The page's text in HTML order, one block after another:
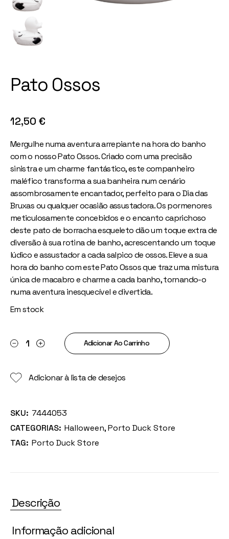
Pato Ossos
12,50 €
Mergulhe numa aventura arrepiante na hora do banho
com o nosso Pato Ossos. Criado com uma precisão
sinistra e um charme fantástico, este companheiro
maléfico transforma a sua banheira num cenário
assombrosamente encantador, perfeito para o Dia das
Bruxas ou qualquer ocasião assustadora. Os pormenores
meticulosamente concebidos e o encanto caprichoso
deste pato de borracha esqueleto dão um toque extra de
diversão à sua rotina de banho, acrescentando um toque
lúdico e assustador a cada salpico de ossos. Eleve a sua
hora do banho com este Pato Ossos que traz uma mistura
única de macabro e charme a cada banho, tornando-o
numa aventura inesquecível e divertida.
Em stock
Pato Ossos quantity Adicionar Ao Carrinho
Adicionar à lista de desejos
SKU: 7444053
CATEGORIAS: Halloween,Porto Duck Store
TAG: Porto Duck Store
Descrição
Informação adicional